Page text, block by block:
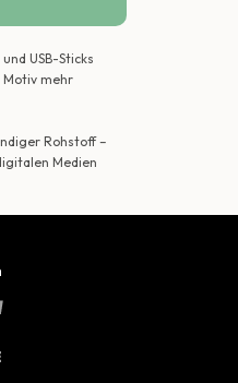
USB-Sticks
Motiv mehr
Rohstoff –
Medien